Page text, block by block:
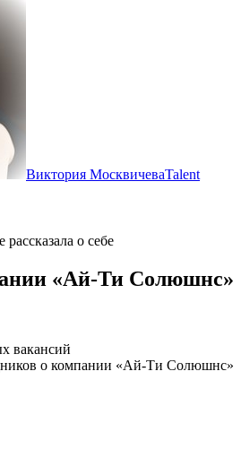
Виктория МосквичеваTalent
о себе
«Ай-Ти Солюшнс»
вакансий
о компании «Ай-Ти Солюшнс»